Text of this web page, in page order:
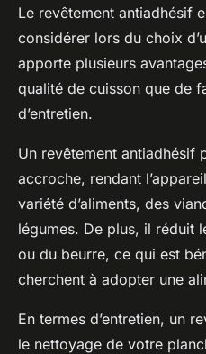
Le revêtement antiadhésif
considérer lors du choix
apporte plusieurs
qualité de cuisson que de
d’entretien.
Un revêtement antiadhésif
accroche, rendant
variété d’aliments, des
légumes. De plus, il réduit
ou du beurre, ce qui est
cherchent à adopter une
En termes d’entretien, un
le nettoyage de votre